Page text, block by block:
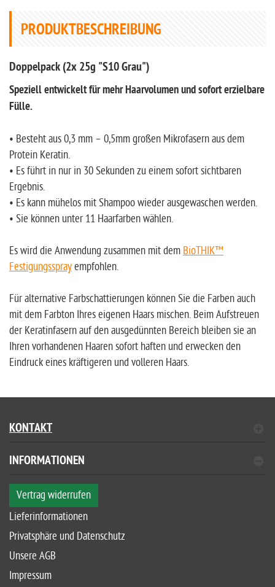
PRODUKTBESCHREIBUNG
Doppelpack (2x 25g "S10 Grau")
Speziell entwickelt für mehr Haarvolumen und sofort erzielbare
Fülle.
• Besteht aus 0,3 mm – 0,5mm großen Mikrofasern aus dem
Protein Keratin.
• Es führt in nur in 30 Sekunden zu einem sofort sichtbaren
Ergebnis.
• Es kann mühelos mit Shampoo wieder ausgewaschen werden.
• Sie können unter 11 Haarfarben wählen.
Es wird die Anwendung zusammen mit dem BioTHIK™
Festigungssprayempfohlen.
Für alternative Farbschattierungen können Sie die Farben auch
mit dem Farbton Ihres eigenen Haars mischen. Beim Aufstreuen
der Keratinfasern auf den ausgedünnten Bereich bleiben sie an
Ihren vorhandenen Haaren sofort haften und erwecken den
Eindruck eines kräftigeren und volleren Haars.
KONTAKT
INFORMATIONEN
Vertrag widerrufen
Lieferinformationen
Privatsphäre und Datenschutz
Unsere AGB
Impressum